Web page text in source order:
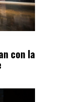
con la